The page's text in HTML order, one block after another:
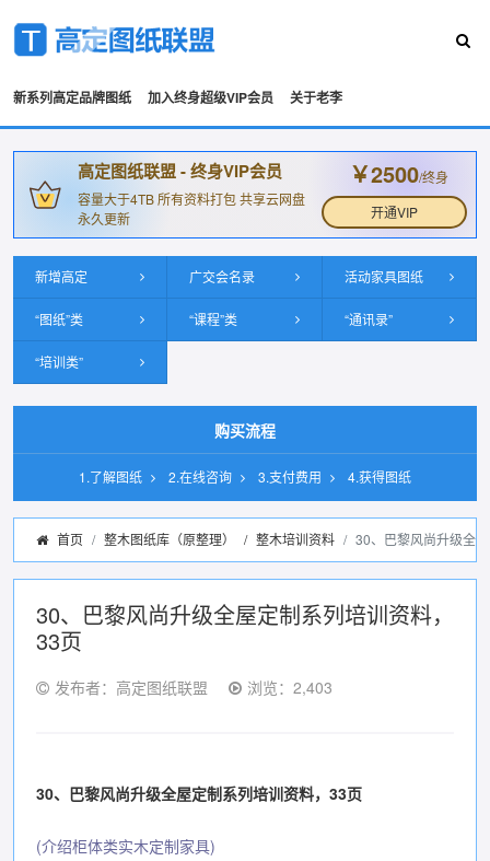
新系列高定品牌图纸 加入终身超级VIP会员 关于老李
高定图纸联盟 - 终身VIP会员
容量大于4TB 所有资料打包 共享云网盘
永久更新
￥2500/终身
开通VIP
新增高定 广交会名录 活动家具图纸
“图纸”类 “课程”类 “通讯录”
“培训类”
购买流程
1.了解图纸 2.在线咨询 3.支付费用 4.获得图纸
首页 整木图纸库（原整理） / 整木培训资料 30、巴黎风尚升级全
30、巴黎风尚升级全屋定制系列培训资料，
33页
发布者：高定图纸联盟 浏览：2,403
30、巴黎风尚升级全屋定制系列培训资料，33页
(介绍柜体类实木定制家具)